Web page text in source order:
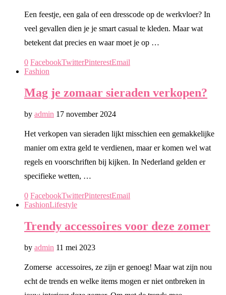
Een feestje, een gala of een dresscode op de werkvloer? In
veel gevallen dien je je smart casual te kleden. Maar wat
betekent dat precies en waar moet je op …
0 FacebookTwitterPinterestEmail
Fashion
Mag je zomaar sieraden verkopen?
by admin 17 november 2024
Het verkopen van sieraden lijkt misschien een gemakkelijke
manier om extra geld te verdienen, maar er komen wel wat
regels en voorschriften bij kijken. In Nederland gelden er
specifieke wetten, …
0 FacebookTwitterPinterestEmail
FashionLifestyle
Trendy accessoires voor deze zomer
by admin 11 mei 2023
Zomerse accessoires, ze zijn er genoeg! Maar wat zijn nou
echt de trends en welke items mogen er niet ontbreken in